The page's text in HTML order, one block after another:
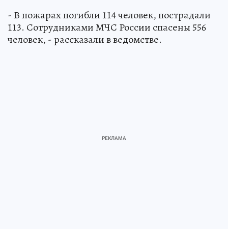
- В пожарах погибли 114 человек, пострадали
113. Сотрудниками МЧС России спасены 556
человек, - рассказали в ведомстве.